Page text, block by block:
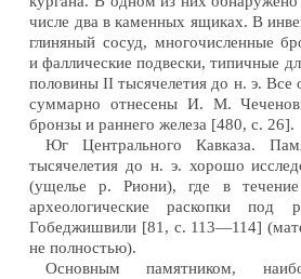
числе два в каменных ящиках. В
глиняный сосуд, многочисленные
и фаллические подвески, типичные
половины II тысячелетия до н. э. Все
суммарно отнесены И. М.
бронзы и раннего железа [480, с. 26].
Юг Центрального Кавказа.
тысячелетия до н. э. хорошо
(ущелье р. Риони), где в
археологические раскопки под
Гобеджишвили [81, с. 113—114]
не полностью).
Основным памятником,